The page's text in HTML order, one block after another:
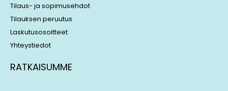
Tilaus- ja sopimusehdot
Tilauksen peruutus
Laskutusosoitteet
Yhteystiedot
RATKAISUMME